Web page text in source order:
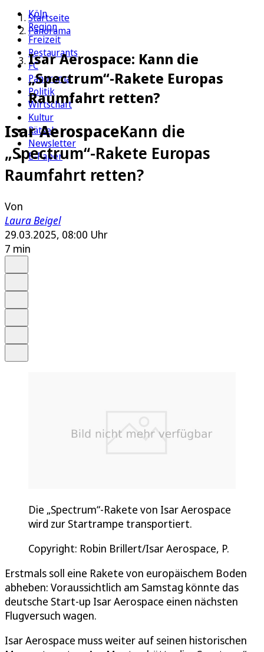
Köln
Region
Freizeit
Restaurants
FC
Panorama
Politik
Wirtschaft
Kultur
Rätsel
Newsletter
E-Paper
Startseite
Panorama
Isar Aerospace: Kann die
„Spectrum“-Rakete Europas
Raumfahrt retten?
Isar AerospaceKann die
„Spectrum“-Rakete Europas
Raumfahrt retten?
Von
Laura Beigel
29.03.2025, 08:00 Uhr
7 min
Die „Spectrum“-Rakete von Isar Aerospace
wird zur Startrampe transportiert.
Copyright: Robin Brillert/Isar Aerospace, P.
Erstmals soll eine Rakete von europäischem Boden
abheben: Voraussichtlich am Samstag könnte das
deutsche Start-up Isar Aerospace einen nächsten
Flugversuch wagen.
Isar Aerospace muss weiter auf seinen historischen